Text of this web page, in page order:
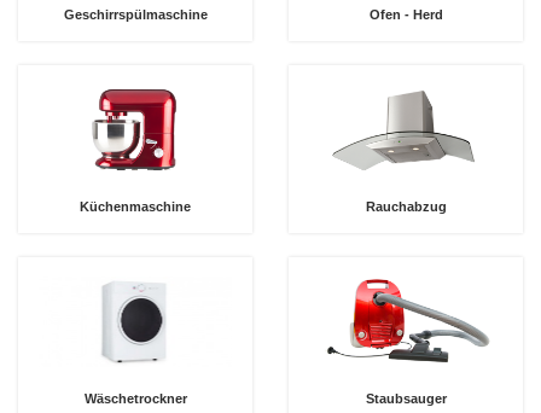
Geschirrspülmaschine Ofen - Herd
Küchenmaschine Rauchabzug
Wäschetrockner Staubsauger